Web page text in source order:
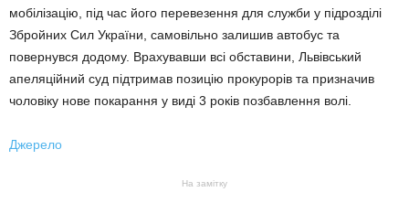
мобілізацію, під час його перевезення для служби у підрозділі
Збройних Сил України, самовільно залишив автобус та
повернувся додому. Врахувавши всі обставини, Львівський
апеляційний суд підтримав позицію прокурорів та призначив
чоловіку нове покарання у виді 3 років позбавлення волі.
Джерело
На замітку